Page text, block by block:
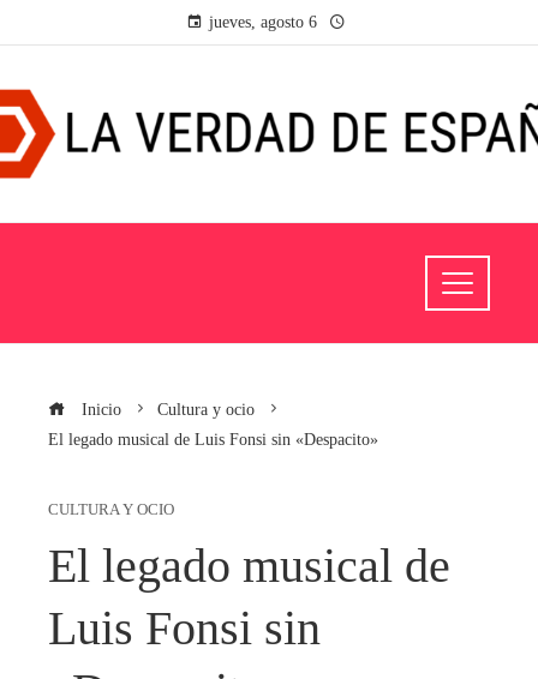
jueves, agosto 6
Inicio
Cultura y ocio
El legado musical de Luis Fonsi sin «Despacito»
CULTURA Y OCIO
El legado musical de
Luis Fonsi sin